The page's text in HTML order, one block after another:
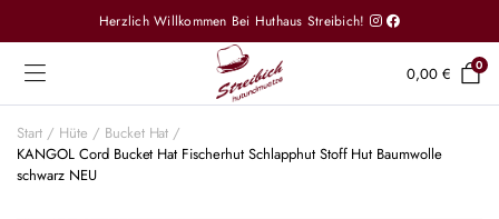
Herzlich Willkommen Bei Huthaus Streibich!
0,00 € 0
Start Hüte
Bucket Hat
KANGOL Cord Bucket Hat Fischerhut Schlapphut Stoff Hut Baumwolle
schwarz NEU